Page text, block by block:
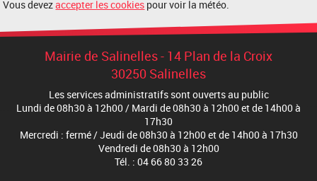
Vous devezaccepter les cookies pour voir la météo.
Mairie de Salinelles - 14 Plan de la Croix
30250 Salinelles
Les services administratifs sont ouverts au public
Lundi de 08h30 à 12h00 / Mardi de 08h30 à 12h00 et de 14h00 à
17h30
Mercredi : fermé / Jeudi de 08h30 à 12h00 et de 14h00 à 17h30
Vendredi de 08h30 à 12h00
Tél. : 04 66 80 33 26